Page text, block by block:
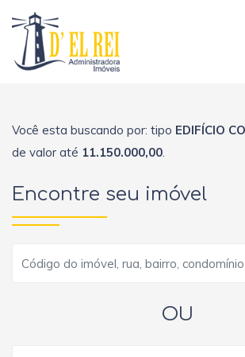
Você esta buscando por: tipo EDIFÍCIO
de valor até 11.150.000,00.
Encontre seu imóvel
OU